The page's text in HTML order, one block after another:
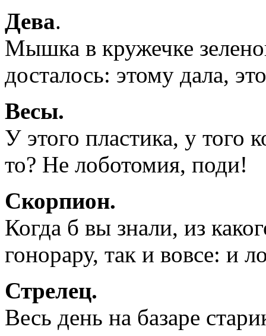
Дева.
Мышка в кружечке
досталось: этому дала,
Весы.
У этого пластика, у того
то? Не лоботомия, поди!
Скорпион.
Когда б вы знали, из
гонорару, так и вовсе: и
Стрелец.
Весь день на базаре